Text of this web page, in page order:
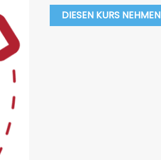
DIESEN KURS NEHMEN